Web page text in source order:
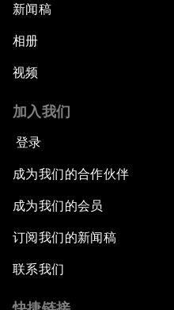
新闻稿
相册
视频
加入我们
登录
成为我们的合作伙伴
成为我们的会员
订阅我们的新闻稿
联系我们